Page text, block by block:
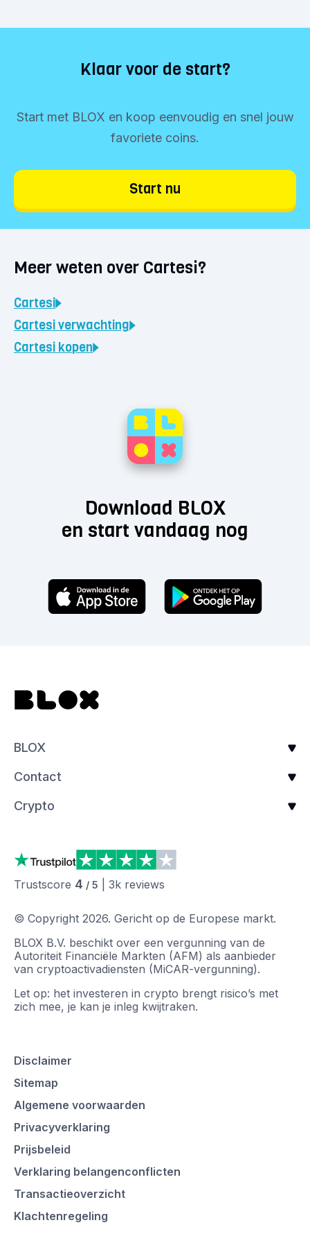
Klaar voor de start?
Start met BLOX en koop eenvoudig en snel jouw
favoriete coins.
Start nu
Meer weten over Cartesi?
Cartesi
Cartesiverwachting
Cartesi kopen
Download BLOX
en start vandaag nog
BLOX
Contact
Crypto
Trustscore 4 / 5 3k reviews
© Copyright 2026. Gericht op de Europese markt.
BLOX B.V. beschikt over een vergunning van de
Autoriteit Financiële Markten (AFM) als aanbieder
van cryptoactivadiensten (MiCAR-vergunning).
Let op: het investeren in crypto brengt risico’s met
zich mee, je kan je inleg kwijtraken.
Disclaimer
Sitemap
Algemene voorwaarden
Privacyverklaring
Prijsbeleid
Verklaring belangenconflicten
Transactieoverzicht
Klachtenregeling